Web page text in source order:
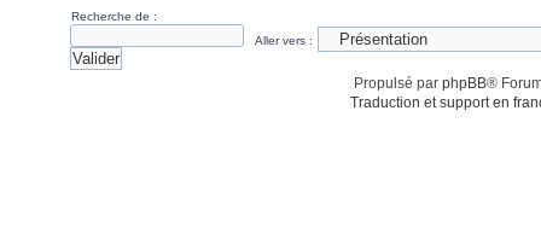
Recherche de :
Aller vers :
Propulsé par phpBB®
Traduction et support en